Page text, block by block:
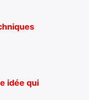
idée qui